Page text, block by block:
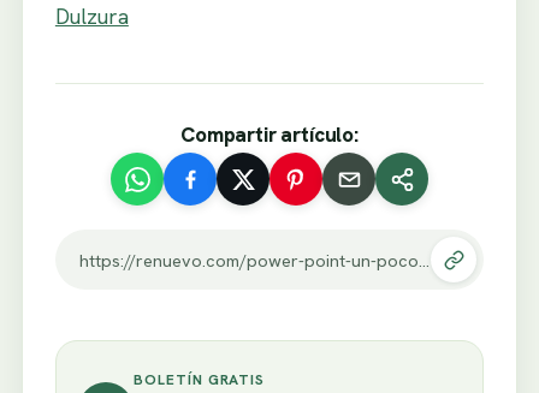
Dulzura
Compartir artículo:
BOLETÍN GRATIS